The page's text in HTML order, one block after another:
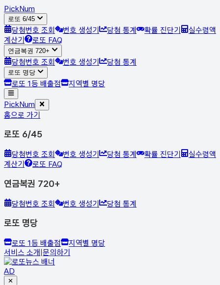
PickNum
로또 6/45
당첨번호 조회 번호 생성기 당첨 통계 확률 진단기
실수령액
계산기
로또 FAQ
연금복권 720+
당첨번호 조회 번호 생성기 당첨 통계
로또 명당
로또 1등 배출점 지역별 명당
PickNum
홈으로 가기
로또 6/45
당첨번호 조회 번호 생성기 당첨 통계 확률 진단기
실수령액
계산기
로또 FAQ
연금복권 720+
당첨번호 조회 번호 생성기 당첨 통계
로또 명당
로또 1등 배출점
지역별 명당
서비스 소개|문의하기
AD
✕